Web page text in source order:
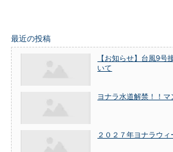
最近の投稿
【お知らせ】台風9号
いて
ヨナラ水道解禁！！マ
２０２７年ヨナラウィ